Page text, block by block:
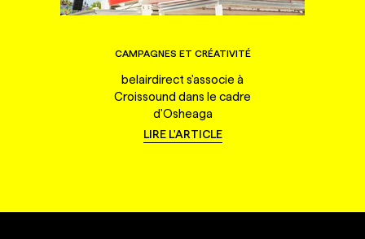
CAMPAGNES ET CRÉATIVITÉ
belairdirect s'associe à
Croissound dans le cadre
d'Osheaga
LIRE L'ARTICLE